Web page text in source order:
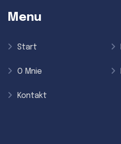
Menu
Start
O Mnie
Kontakt